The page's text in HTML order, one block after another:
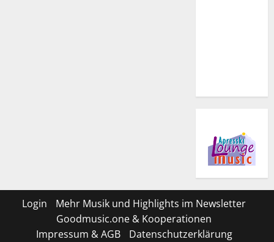
Login
Mehr Musik und Highlights im Newsletter
Goodmusic.one & Kooperationen
Impressum & AGB
Datenschutzerklärung